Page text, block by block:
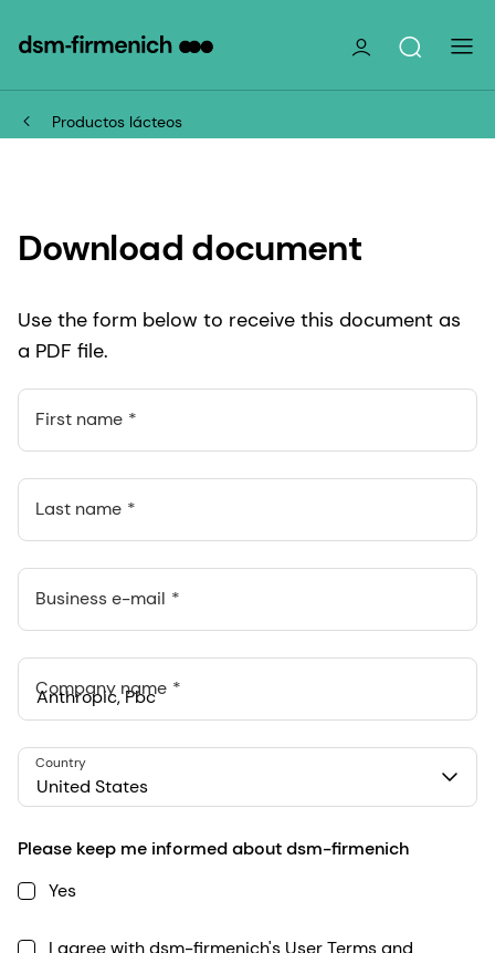
Productos lácteos
Download document
Use the form below to receive this document as
a PDF file.
First name
Last name
Business e-mail
Company name
548 Market St Pmb 90375, San Francisco, California, US
United States
Country
Please keep me informed about dsm-firmenich
Yes
I agree with dsm-firmenich's User Terms and